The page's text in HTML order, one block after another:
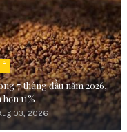
7 tháng đầu năm 2026,
11%
03, 2026